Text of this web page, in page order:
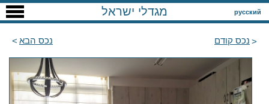
русский מגדלי ישראל
נכס קודם נכס הבא